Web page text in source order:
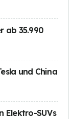
ab 35.990
und China
Elektro-SUVs